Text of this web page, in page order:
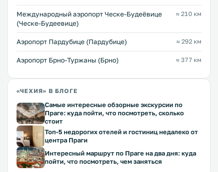
Международный аэропорт Ческе-Будеёвице
(Ческе-Будеевице)
≈ 210 км
Аэропорт Пардубице (Пардубице) ≈ 292 км
Аэропорт Брно-Туржаны (Брно) ≈ 377 км
«ЧЕХИЯ» В БЛОГЕ
Самые интересные обзорные экскурсии по
Праге: куда пойти, что посмотреть, сколько
стоит
Топ-5 недорогих отелей и гостиниц недалеко от
центра Праги
Интересный маршрут по Праге на два дня: куда
пойти, что посмотреть, чем заняться